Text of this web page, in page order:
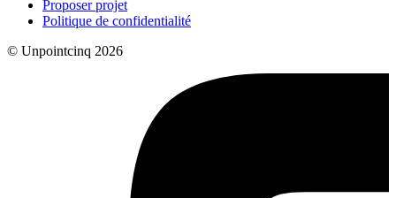
Proposer projet
Politique de confidentialité
© Unpointcinq 2026